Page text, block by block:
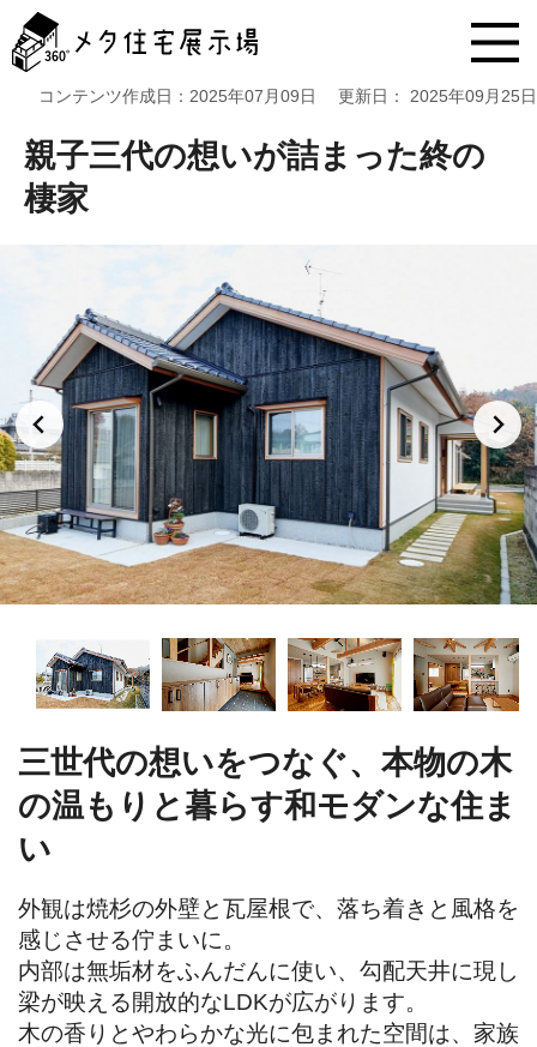
タ
住
プ
コンテンツ作成日： 2025年07月09日 更新日： 2025年09月25日
親子三代の想いが詰まった終の
棲家
三世代の想いをつなぐ、本物の木
の温もりと暮らす和モダンな住ま
い
外観は焼杉の外壁と瓦屋根で、落ち着きと風格を
感じさせる佇まいに。
内部は無垢材をふんだんに使い、勾配天井に現し
梁が映える開放的なLDKが広がります。
木の香りとやわらかな光に包まれた空間は、家族